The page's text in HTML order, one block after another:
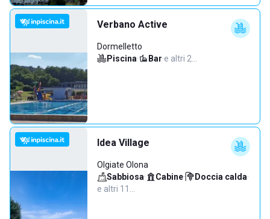
Verbano Active
Dormelletto
Piscina· Bar·e altri 2…
Idea Village
Olgiate Olona
Sabbiosa· Cabine· Doccia calda·
e altri 11…